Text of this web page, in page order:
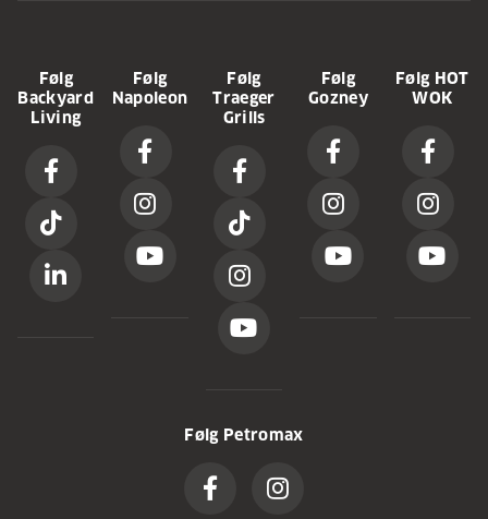
Følg
Backyard
Living
Følg
Napoleon
Følg
Traeger
Grills
Følg
Gozney
Følg HOT
WOK
Følg Petromax